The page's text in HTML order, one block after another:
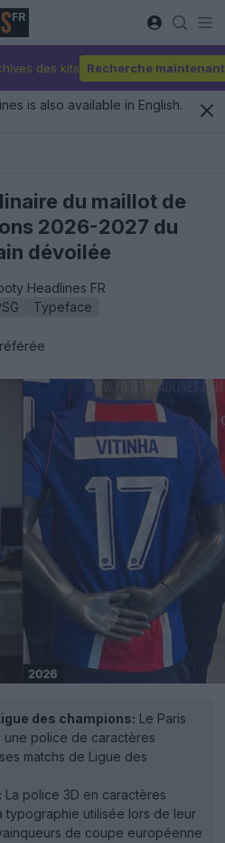
FR
des kits Recherche maintenant
is also available in English.
du maillot de
2026-2027 du
dévoilée
Headlines FR
Typeface
des champions: Le Paris
une police de caractères
matchs de Ligue des
La police 3D en caractères
typographie utilisée lors de leur
de coupe européenne